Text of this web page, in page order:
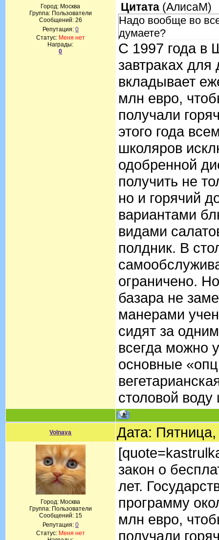
Город: Москва
Группа: Пользователи
Сообщений: 26
Репутация: 0
Статус: Меня нет
Награды:
0
Цитата (АлисаМ)
Надо вообще во
думаете?
С 1997 года в
завтраках для
вкладывает
млн евро,
получали
этого года
школяров
одобренной
получить не
но и горячий
вариантами
видами
полдник. В
ограничено.
базара не
манерами
сидят за
всегда можно
основные
столовой
Volnaya Дата:
Город: Москва
Группа: Пользователи
Сообщений: 15
Репутация: 0
Статус: Меня нет
закон о
лет.
программу
млн евро,
получали